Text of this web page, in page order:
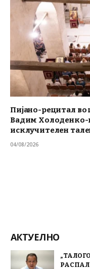
Пијано-рецитал во
Вадим Холоденко-
исклучителен
04/08/2026
АКТУЕЛНО